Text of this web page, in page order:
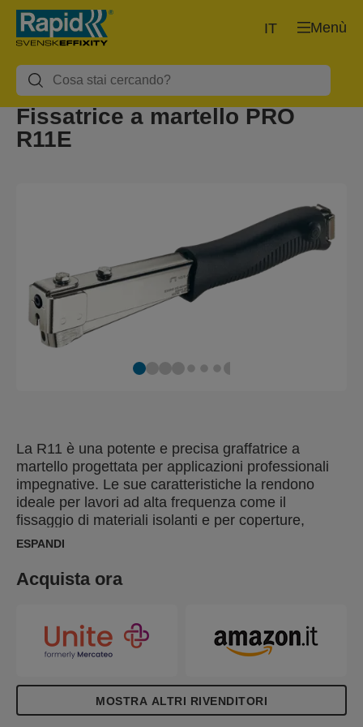
Menù
IT
Fissatrice a martello PRO
R11E
La R11 è una potente e precisa graffatrice a
martello progettata per applicazioni professionali
impegnative. Le sue caratteristiche la rendono
ideale per lavori ad alta frequenza come il
fissaggio di materiali isolanti e per coperture,
pellicole di plastica e corsie anti-umidità.
mano offre un funzionamento più semplice e riduce
l'affaticamento, mentre la costruzione interamente
affidabilità e prolunga la durata di vita.
ESPANDI
Acquista ora
MOSTRA ALTRI RIVENDITORI